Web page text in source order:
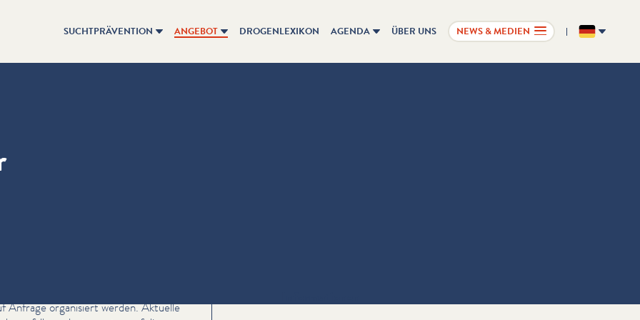
SUCHTPRÄVENTION ANGEBOT DROGENLEXIKON AGENDA ÜBER UNS NEWS & MEDIEN DE
Anfrage organisiert werden. Aktuelle